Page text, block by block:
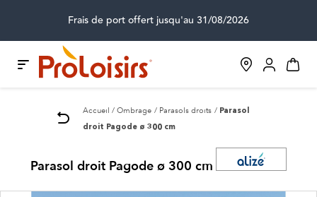
Frais de port offert jusqu'au 31/08/2026
Accueil Ombrage Parasols droits Parasol
droit Pagode ø 300 cm
Parasol droit Pagode ø 300 cm